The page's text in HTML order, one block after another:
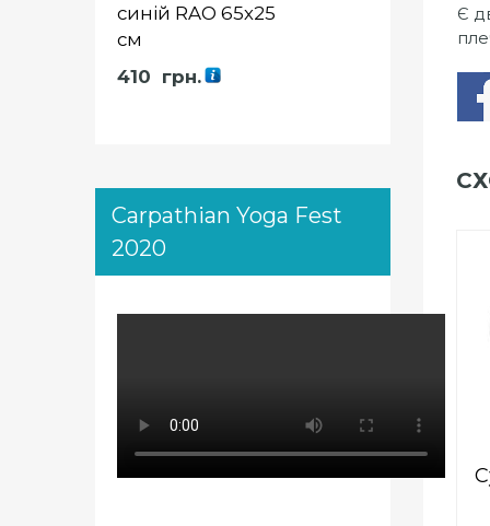
Є
синій RAO 65х25
см
410 грн.
Carpathian Yoga Fest
2020